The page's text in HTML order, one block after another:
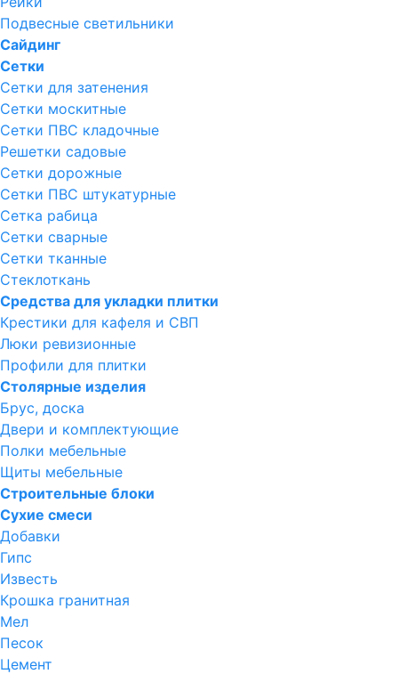
Подвесные светильники
Сайдинг
Сетки
Сетки для затенения
Сетки москитные
Сетки ПВС кладочные
Решетки садовые
Сетки дорожные
Сетки ПВС штукатурные
Сетка рабица
Сетки сварные
Сетки тканные
Стеклоткань
Средства для укладки плитки
Крестики для кафеля и СВП
Люки ревизионные
Профили для плитки
Столярные изделия
Брус, доска
Двери и комплектующие
Полки мебельные
Щиты мебельные
Строительные блоки
Сухие смеси
Добавки
Гипс
Известь
Крошка гранитная
Мел
Песок
Цемент